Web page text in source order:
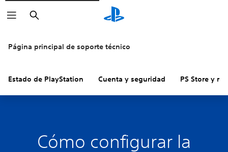
Buscar
Página principal de soporte técnico
Estado de PlayStation Cuenta y seguridad PS Store y
Cómo configurar la